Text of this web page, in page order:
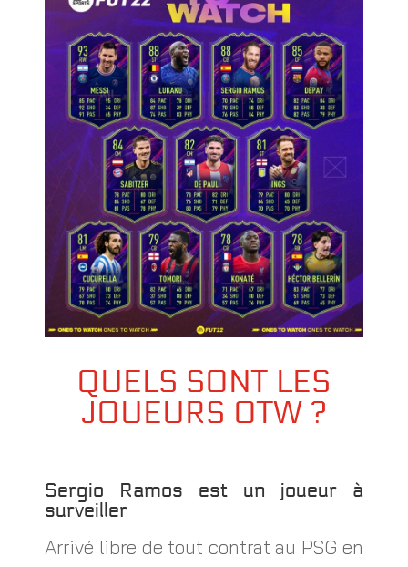
QUELS SONT LES
JOUEURS OTW ?
Sergio Ramos est un joueur à
surveiller
Arrivé libre de tout contrat au PSG en